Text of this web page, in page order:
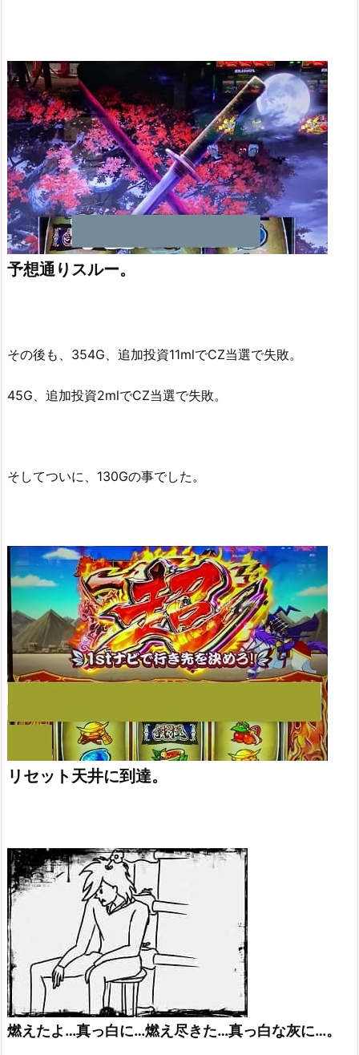
予想通りスルー。
その後も、354G、追加投資11mlでCZ当選で失敗。
45G、追加投資2mlでCZ当選で失敗。
そしてついに、130Gの事でした。
リセット天井に到達。
燃えたよ…真っ白に…燃え尽きた…真っ白な灰に…。